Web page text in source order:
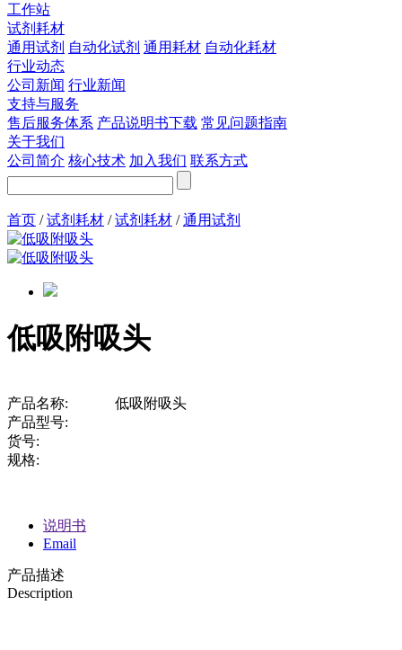
工作站
试剂耗材
通用试剂 自动化试剂 通用耗材 自动化耗材
行业动态
公司新闻 行业新闻
支持与服务
售后服务体系 产品说明书下载 常见问题指南
关于我们
公司简介 核心技术 加入我们 联系方式
首页 /试剂耗材 /试剂耗材 /通用试剂
低吸附吸头
产品名称:
低吸附吸头
产品型号:
货号:
规格:
说明书
Email
产品描述
Description